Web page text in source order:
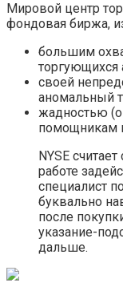
Мировой центр
фондовая биржа,
большим
торгующихся
своей
аномальный
жадностью
помощникам
NYSE
работе
специалист
буквально
после
указание-
дальше.